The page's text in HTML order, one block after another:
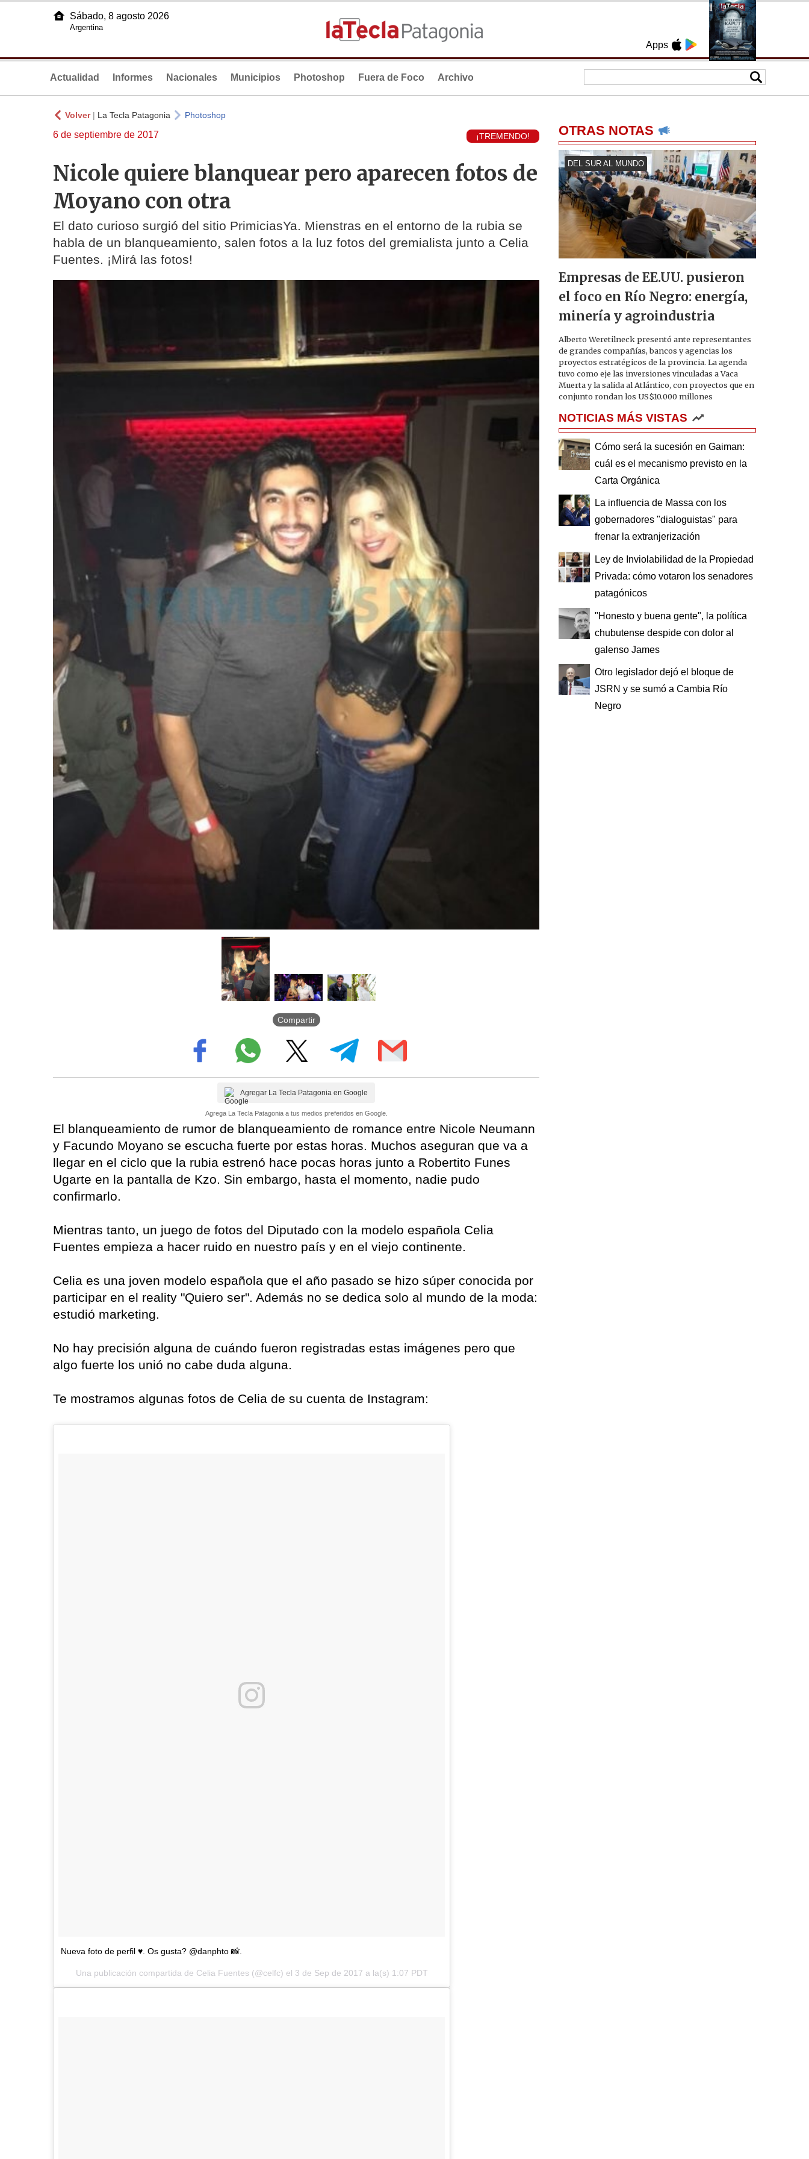
Apps
Sábado, 8 agosto 2026
Argentina
Actualidad Informes Nacionales Municipios Photoshop Fuera de Foco Archivo
Volver| La Tecla Patagonia Photoshop
6 de septiembre de 2017 ¡TREMENDO!
Nicole quiere blanquear pero aparecen fotos de
Moyano con otra
El dato curioso surgió del sitio PrimiciasYa. Mienstras en el entorno de la rubia se
habla de un blanqueamiento, salen fotos a la luz fotos del gremialista junto a Celia
Fuentes. ¡Mirá las fotos!
Compartir
Agregar La Tecla Patagonia en Google
Agrega La Tecla Patagonia a tus medios preferidos en Google.
El blanqueamiento de rumor de blanqueamiento de romance entre Nicole Neumann
y Facundo Moyano se escucha fuerte por estas horas. Muchos aseguran que va a
llegar en el ciclo que la rubia estrenó hace pocas horas junto a Robertito Funes
Ugarte en la pantalla de Kzo. Sin embargo, hasta el momento, nadie pudo
confirmarlo.
Mientras tanto, un juego de fotos del Diputado con la modelo española Celia
Fuentes empieza a hacer ruido en nuestro país y en el viejo continente.
Celia es una joven modelo española que el año pasado se hizo súper conocida por
participar en el reality "Quiero ser". Además no se dedica solo al mundo de la moda:
estudió marketing.
No hay precisión alguna de cuándo fueron registradas estas imágenes pero que
algo fuerte los unió no cabe duda alguna.
Te mostramos algunas fotos de Celia de su cuenta de Instagram:
Nueva foto de perfil ♥️. Os gusta? @danphto 📸.
Una publicación compartida de Celia Fuentes (@celfc) el 3 de Sep de 2017 a la(s) 1:07 PDT
OTRAS NOTAS
DEL SUR AL MUNDO
Empresas de EE.UU. pusieron
el foco en Río Negro: energía,
minería y agroindustria
Alberto Weretilneck presentó ante representantes
de grandes compañías, bancos y agencias los
proyectos estratégicos de la provincia. La agenda
tuvo como eje las inversiones vinculadas a Vaca
Muerta y la salida al Atlántico, con proyectos que en
conjunto rondan los US$10.000 millones
NOTICIAS MÁS VISTAS
Cómo será la sucesión en Gaiman:
cuál es el mecanismo previsto en la
Carta Orgánica
La influencia de Massa con los
gobernadores "dialoguistas" para
frenar la extranjerización
Ley de Inviolabilidad de la Propiedad
Privada: cómo votaron los senadores
patagónicos
"Honesto y buena gente", la política
chubutense despide con dolor al
galenso James
Otro legislador dejó el bloque de
JSRN y se sumó a Cambia Río
Negro